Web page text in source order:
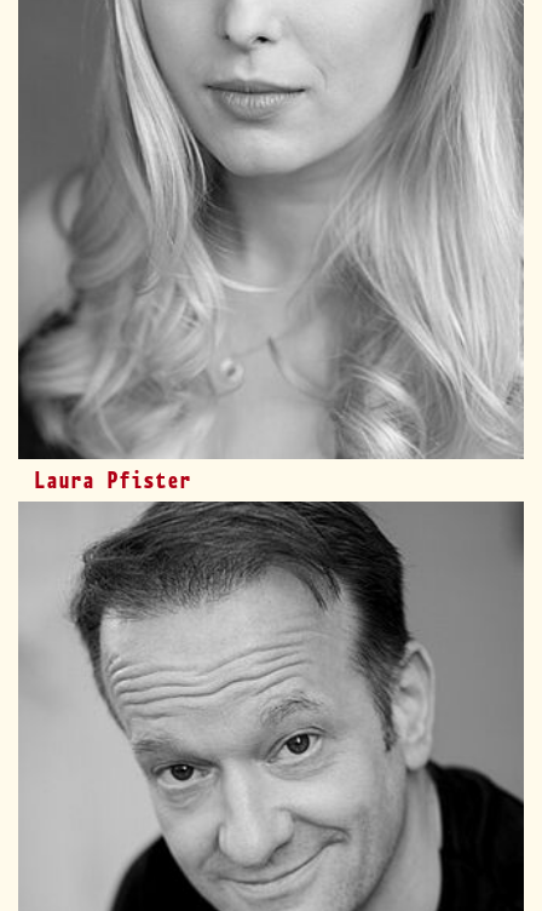
Laura Pfister